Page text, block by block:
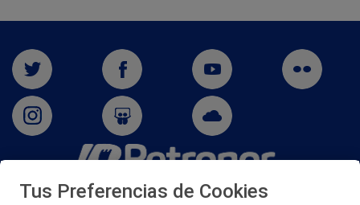
San Martín 5-Edificio Muñatones,
Tus Preferencias de Cookies